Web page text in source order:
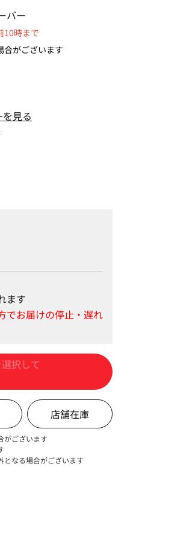
バー
10時まで
がございます
見る
ます
る
店舗在庫
がございます
なる場合がございます